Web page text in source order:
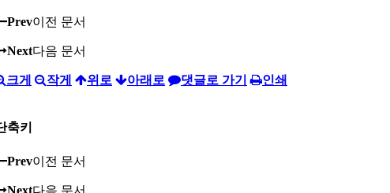
Prev이전 문서
Next다음 문서
크게 작게 위로 아래로 댓글로 가기 인쇄
축키
Prev이전 문서
Next다음 문서